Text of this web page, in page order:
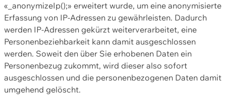
«_anonymizeIp();» erweitert wurde, um eine anonymisierte
Erfassung von IP-Adressen zu gewährleisten. Dadurch
werden IP-Adressen gekürzt weiterverarbeitet, eine
Personenbeziehbarkeit kann damit ausgeschlossen
werden. Soweit den über Sie erhobenen Daten ein
Personenbezug zukommt, wird dieser also sofort
ausgeschlossen und die personenbezogenen Daten damit
umgehend gelöscht.